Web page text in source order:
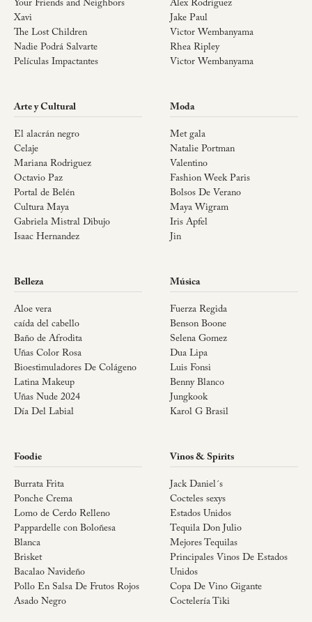
Your Friends and Neighbors
Xavi
The Lost Children
Nadie Podrá Salvarte
Películas Impactantes
Alex Rodriguez
Jake Paul
Victor Wembanyama
Rhea Ripley
Victor Wembanyama
Arte y Cultural
El alacrán negro
Celaje
Mariana Rodriguez
Octavio Paz
Portal de Belén
Cultura Maya
Gabriela Mistral Dibujo
Isaac Hernandez
Moda
Met gala
Natalie Portman
Valentino
Fashion Week Paris
Bolsos De Verano
Maya Wigram
Iris Apfel
Jin
Belleza
Aloe vera
caída del cabello
Baño de Afrodita
Uñas Color Rosa
Bioestimuladores De Colágeno
Latina Makeup
Uñas Nude 2024
Día Del Labial
Música
Fuerza Regida
Benson Boone
Selena Gomez
Dua Lipa
Luis Fonsi
Benny Blanco
Jungkook
Karol G Brasil
Foodie
Burrata Frita
Ponche Crema
Lomo de Cerdo Relleno
Pappardelle con Boloñesa
Blanca
Brisket
Bacalao Navideño
Pollo En Salsa De Frutos Rojos
Asado Negro
Vinos & Spirits
Jack Daniel´s
Cocteles sexys
Estados Unidos
Tequila Don Julio
Mejores Tequilas
Principales Vinos De Estados
Unidos
Copa De Vino Gigante
Coctelería Tiki